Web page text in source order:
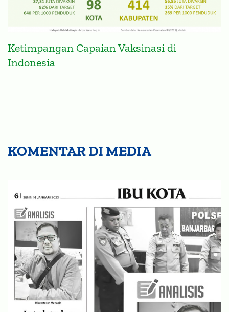
Ketimpangan Capaian Vaksinasi di
Indonesia
KOMENTAR DI MEDIA